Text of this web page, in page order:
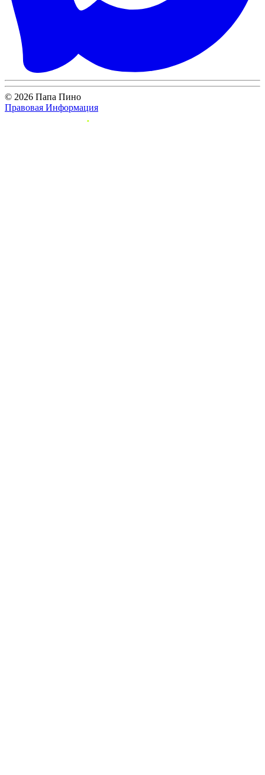
© 2026 Папа Пино
Правовая Информация